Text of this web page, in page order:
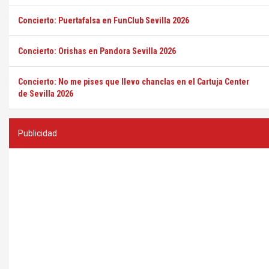
Concierto: Puertafalsa en FunClub Sevilla 2026
Concierto: Orishas en Pandora Sevilla 2026
Concierto: No me pises que llevo chanclas en el Cartuja Center
de Sevilla 2026
Publicidad